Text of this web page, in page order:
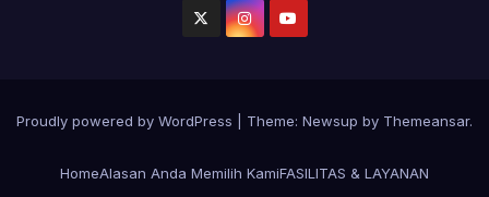
Proudly powered by WordPress Theme: Newsup by Themeansar.
HomeAlasan Anda Memilih KamiFASILITAS & LAYANAN